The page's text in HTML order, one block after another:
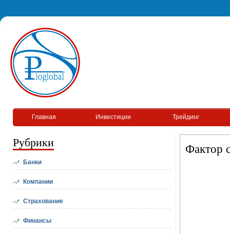
Главная Инвестиции Трейдинг
Рубрики
Банки
Компании
Страхование
Финансы
Фактор